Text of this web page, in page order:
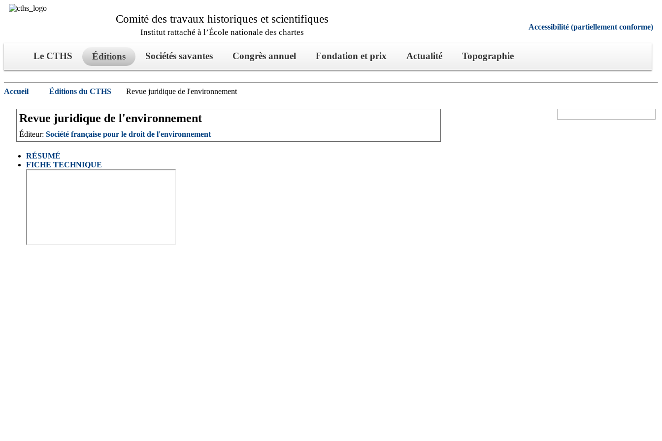
Comité des travaux historiques et scientifiques
Institut rattaché à l’École nationale des chartes
Accessibilité (partiellement conforme)
Le CTHS Éditions Sociétés savantes Congrès annuel Fondation et prix Actualité Topographie
Accueil Éditions du CTHS Revue juridique de l'environnement
Revue juridique de l'environnement
Éditeur: Société française pour le droit de l'environnement
RÉSUMÉ
FICHE TECHNIQUE